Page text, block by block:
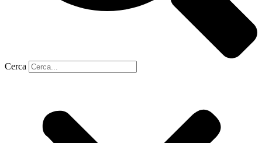
Cerca